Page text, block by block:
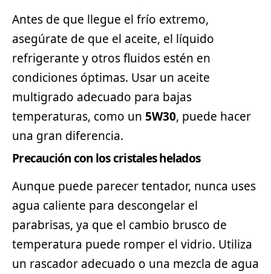
Antes de que llegue el frío extremo,
asegúrate de que el aceite, el líquido
refrigerante y otros fluidos estén en
condiciones óptimas. Usar un aceite
multigrado adecuado para bajas
temperaturas, como un 5W30, puede hacer
una gran diferencia.
Precaución con los cristales helados
Aunque puede parecer tentador, nunca uses
agua caliente para descongelar el
parabrisas, ya que el cambio brusco de
temperatura puede romper el vidrio. Utiliza
un rascador adecuado o una mezcla de agua